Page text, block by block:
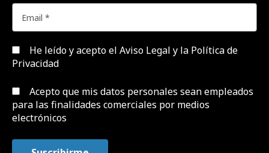
He leído y acepto el Aviso Legal y la Política de
Privacidad
Acepto que mis datos personales sean empleados
para las finalidades comerciales por medios
electrónicos